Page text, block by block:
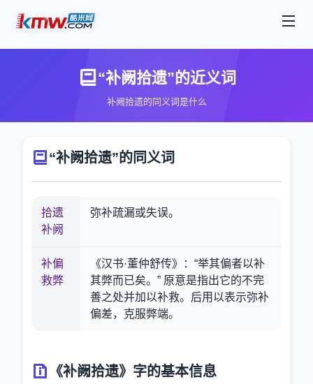
“补阙拾遗”的近义词
补阙拾遗的同义词是什么
“补阙拾遗”的同义词
拾遗
补阙
弥补疏漏或失误。
补偏
救弊
《汉书·董仲舒传》：“举其偏者以补
其弊而已矣。” 原意是指出它的不完
善之处并加以补救。后用以表示弥补
偏差，克服弊端。
《补阙拾遗》字的基本信息